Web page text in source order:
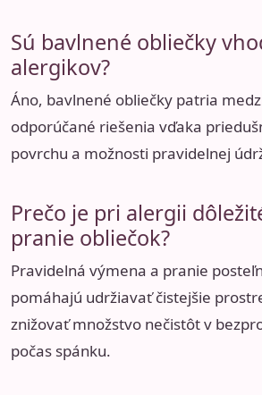
Sú bavlnené obliečky
alergikov?
Áno, bavlnené obliečky patria
odporúčané riešenia vďaka
povrchu a možnosti pravidelnej
Prečo je pri alergii
pranie obliečok?
Pravidelná výmena a pranie
pomáhajú udržiavať čistejšie
znižovať množstvo nečistôt v
počas spánku.